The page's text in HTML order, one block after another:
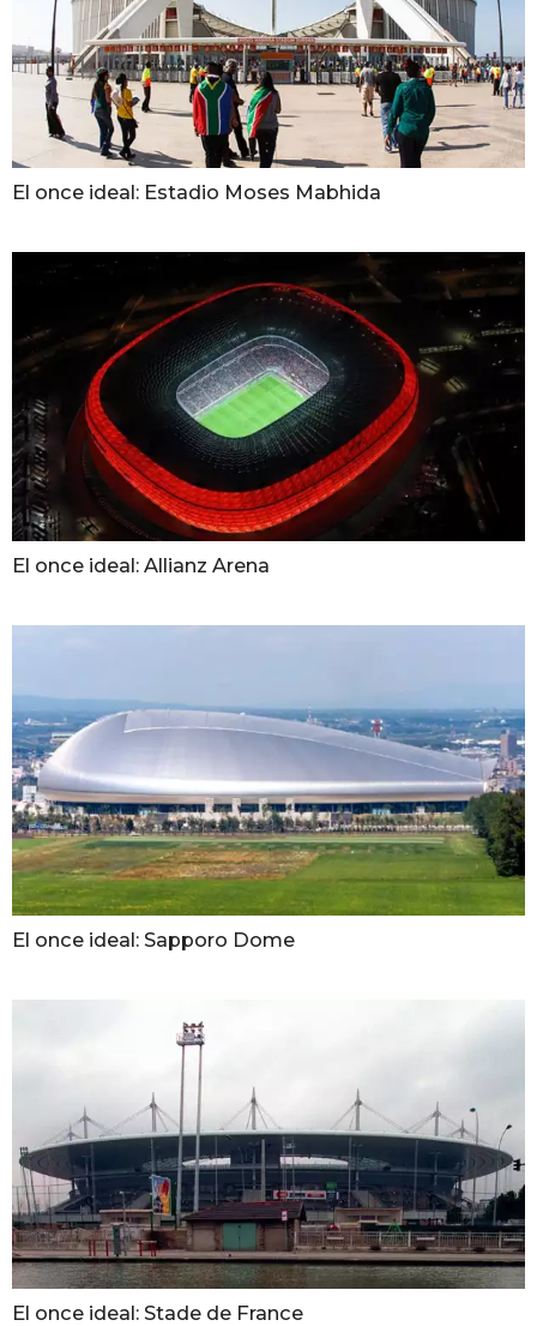
El once ideal: Estadio Moses Mabhida
El once ideal: Allianz Arena
El once ideal: Sapporo Dome
El once ideal: Stade de France